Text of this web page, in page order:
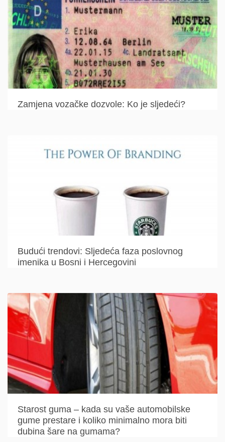
Zamjena vozačke dozvole: Ko je sljedeći?
Budući trendovi: Sljedeća faza poslovnog
imenika u Bosni i Hercegovini
Starost guma – kada su vaše automobilske
gume prestare i koliko minimalno mora biti
dubina šare na gumama?